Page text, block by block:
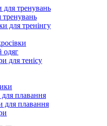
для тренувань
тренувань
для тренінгу
одяг
для тенісу
плавання
для плавання